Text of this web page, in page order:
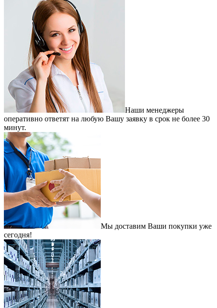
Наши менеджеры
оперативно ответят на любую Вашу заявку в срок не более 30
минут.
Мы доставим Ваши покупки уже
сегодня!